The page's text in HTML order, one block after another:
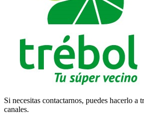
Si necesitas contactarnos, puedes hacerlo a
canales.